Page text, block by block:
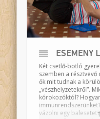
ESEMÉNY
Két csetlő-botló
szemben a
ők mit tudnak a
„vészhelyzetekről”.
kórokozóktól?
vázolni egy